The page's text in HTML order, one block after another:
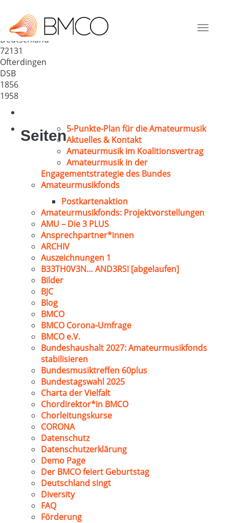
Toggle
Ofterdingen
Deutschland
72131
Ofterdingen
DSB
1856
1958
Seiten5-Punkte-Plan für die Amateurmusik
Aktuelles & Kontakt
Amateurmusik im Koalitionsvertrag
Amateurmusik in der
Engagementstrategie des Bundes
Amateurmusikfonds
Postkartenaktion
Amateurmusikfonds: Projektvorstellungen
AMU – Die 3 PLUS
Ansprechpartner*innen
ARCHIV
Auszeichnungen 1
B33TH0V3N… AND3RS! [abgelaufen]
Bilder
BJC
Blog
BMCO
BMCO Corona-Umfrage
BMCO e.V.
Bundeshaushalt 2027: Amateurmusikfonds
stabilisieren
Bundesmusiktreffen 60plus
Bundestagswahl 2025
Charta der Vielfalt
Chordirektor*in BMCO
Chorleitungskurse
CORONA
Datenschutz
Datenschutzerklärung
Demo Page
Der BMCO feiert Geburtstag
Deutschland singt
Diversity
FAQ
Förderung